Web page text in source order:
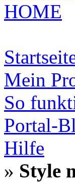
HOME
Mein
So
Portal-
Hilfe
» Style